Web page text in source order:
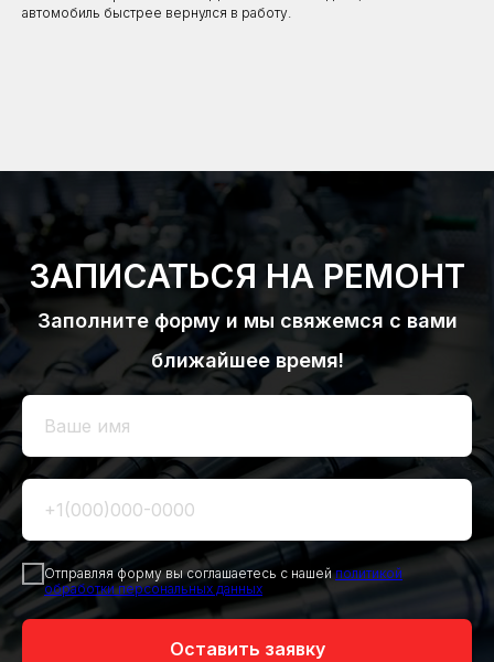
автомобиль быстрее вернулся в работу.
ЗАПИСАТЬСЯ НА РЕМОНТ
Заполните форму и мы свяжемся с вами
ближайшее время!
Отправляя форму вы соглашаетесь с нашей политикой
обработки персональных данных
Оставить заявку